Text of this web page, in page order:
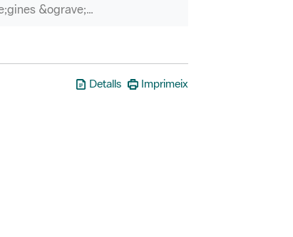
P&agrave;gines &ograve;rfenes
Detalls Imprimeix